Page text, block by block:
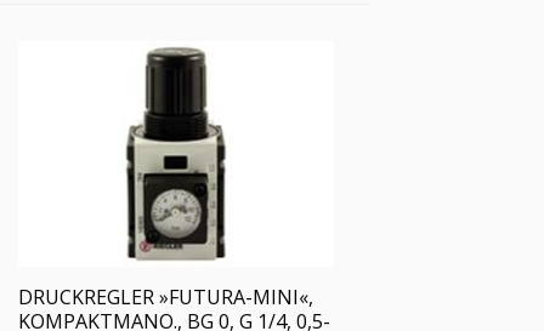
DRUCKREGLER »FUTURA-MINI«,
KOMPAKTMANO., BG 0, G 1/4, 0,5-